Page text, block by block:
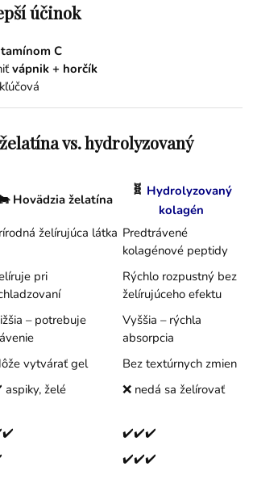
účinok
C
vápnik + horčík
vs. hydrolyzovaný
Hovädzia želatína
🧬 Hydrolyzovaný
kolagén
želírujúca látka Predtrávené
kolagénové peptidy
pri
Rýchlo rozpustný bez
želírujúceho efektu
– potrebuje
Vyššia – rýchla
absorpcia
vytvárať gel
Bez textúrnych zmien
želé ❌ nedá sa želírovať
✔️✔️✔️
✔️✔️✔️